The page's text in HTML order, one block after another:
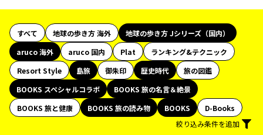
すべて 地球の歩き方 海外
地球の歩き方 Jシリーズ（国内）
aruco 海外
aruco 国内 Plat
ランキング&テクニック
Resort Style
島旅 御朱印 歴史時代
旅の図鑑
BOOKS スペシャルコラボ
BOOKS 旅の名言＆絶景
BOOKS 旅と健康
BOOKS 旅の読み物 BOOKS
D-Books
絞り込み条件を追加